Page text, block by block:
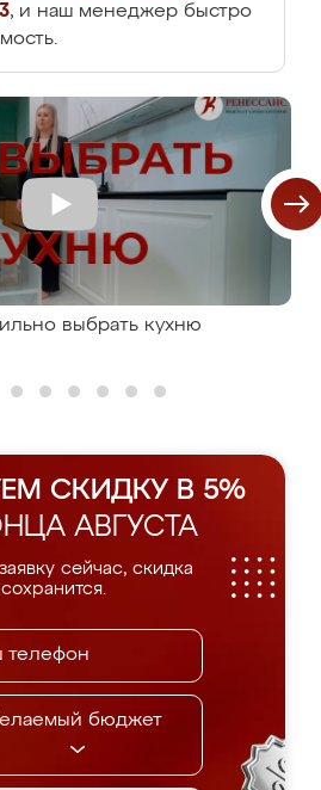
, и наш менеджер быстро
выбрать кухню
СКИДКУ В 5%
АВГУСТА
сейчас, скидка
сохранится.
бюджет